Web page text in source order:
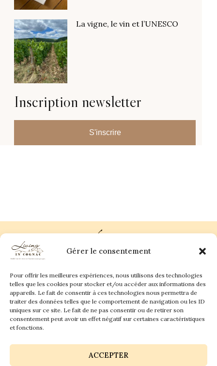
Gérer le consentement
Pour offrir les meilleures expériences, nous utilisons des technologies
telles que les cookies pour stocker et/ou accéder aux informations des
appareils. Le fait de consentir à ces technologies nous permettra de
traiter des données telles que le comportement de navigation ou les ID
uniques sur ce site. Le fait de ne pas consentir ou de retirer son
consentement peut avoir un effet négatif sur certaines caractéristiques
et fonctions.
ACCEPTER
La vigne, le vin et l’UNESCO
Inscription newsletter
S'inscrire
Plan du site
Living in Cognac Land
La vigne & Le verre
Newsletter
Dégustation sensorielle & Écriture
Contact
anne@livingincognac.com